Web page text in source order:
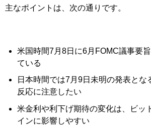
主なポイントは、次の通りです。
米国時間7月8日に6月FOMC議事要
ている
日本時間では7月9日未明の発表とな
反応に注意したい
米金利や利下げ期待の変化は、ビッ
インに影響しやすい